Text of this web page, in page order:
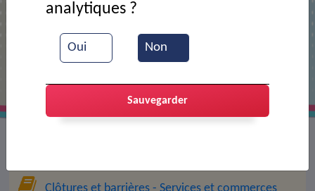
Société multiclôtures
Oui Non
analytiques ?
Sauvegarder